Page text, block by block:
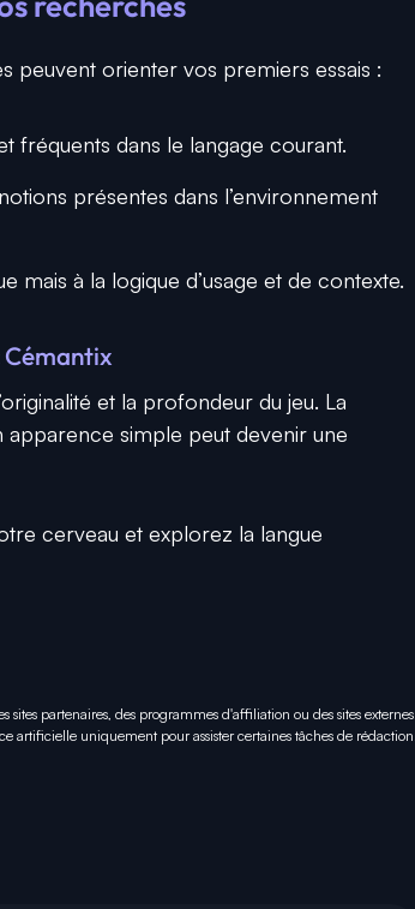
peuvent orienter vos premiers essais :
fréquents dans le langage courant.
présentes dans l’environnement
mais à la logique d’usage et de contexte.
et la profondeur du jeu. La
apparence simple peut devenir une
cerveau et explorez la langue
partenaires, des programmes d'affiliation ou des sites externes.
artificielle uniquement pourassister certaines tâches de rédaction.